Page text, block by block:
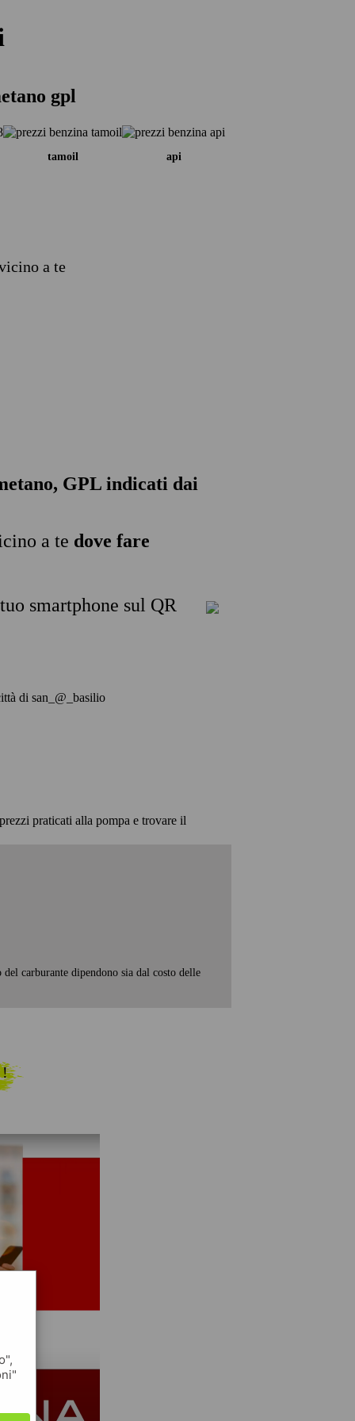
gpl
tamoil api
a te
GPL indicati dai
a te dove fare
smartphone sul QR
di san_@_basilio
praticati alla pompa e trovare il
carburante dipendono sia dal costo delle
!